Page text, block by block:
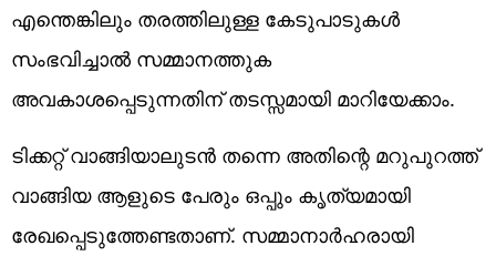
എന്തെങ്കിലും തരത്തിലുള്ള കേടുപാടുകൾ
സംഭവിച്ചാൽ സമ്മാനത്തുക
അവകാശപ്പെടുന്നതിന് തടസ്സമായി മാറിയേക്കാം.
ടിക്കറ്റ് വാങ്ങിയാലുടൻ തന്നെ അതിന്റെ മറുപുറത്ത്
വാങ്ങിയ ആളുടെ പേരും ഒപ്പും കൃത്യമായി
രേഖപ്പെടുത്തേണ്ടതാണ്. സമ്മാനാർഹരായി